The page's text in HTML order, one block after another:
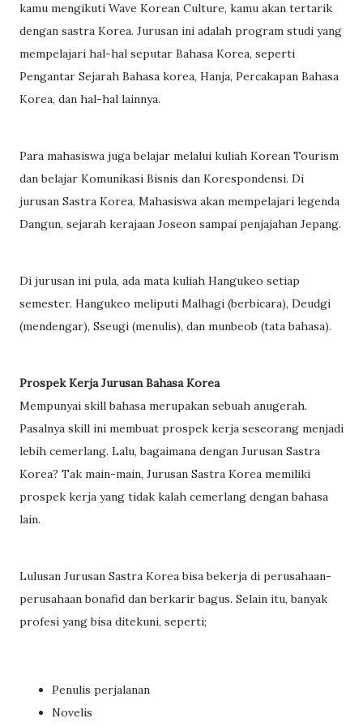
kamu mengikuti Wave Korean Culture, kamu akan tertarik
dengan sastra Korea. Jurusan ini adalah program studi yang
mempelajari hal-hal seputar Bahasa Korea, seperti
Pengantar Sejarah Bahasa korea, Hanja, Percakapan Bahasa
Korea, dan hal-hal lainnya.
Para mahasiswa juga belajar melalui kuliah Korean Tourism
dan belajar Komunikasi Bisnis dan Korespondensi. Di
jurusan Sastra Korea, Mahasiswa akan mempelajari legenda
Dangun, sejarah kerajaan Joseon sampai penjajahan Jepang.
Di jurusan ini pula, ada mata kuliah Hangukeo setiap
semester. Hangukeo meliputi Malhagi (berbicara), Deudgi
(mendengar), Sseugi (menulis), dan munbeob (tata bahasa).
Prospek Kerja Jurusan Bahasa Korea
Mempunyai skill bahasa merupakan sebuah anugerah.
Pasalnya skill ini membuat prospek kerja seseorang menjadi
lebih cemerlang. Lalu, bagaimana dengan Jurusan Sastra
Korea? Tak main-main, Jurusan Sastra Korea memiliki
prospek kerja yang tidak kalah cemerlang dengan bahasa
lain.
Lulusan Jurusan Sastra Korea bisa bekerja di perusahaan-
perusahaan bonafid dan berkarir bagus. Selain itu, banyak
profesi yang bisa ditekuni, seperti;
Penulis perjalanan
Novelis